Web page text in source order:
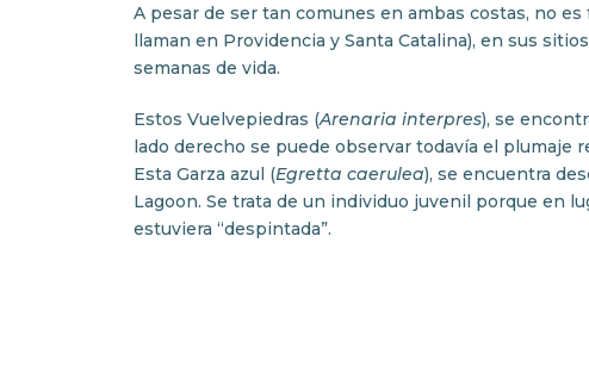
A pesar de ser tan comunes en ambas costas, no
llaman en Providencia y Santa Catalina), en sus
semanas de vida.
Estos Vuelvepiedras (Arenaria interpres), se
lado derecho se puede observar todavía el plumaje
Esta Garza azul (Egretta caerulea), se encuentra
Lagoon. Se trata de un individuo juvenil porque en
estuviera “despintada”.